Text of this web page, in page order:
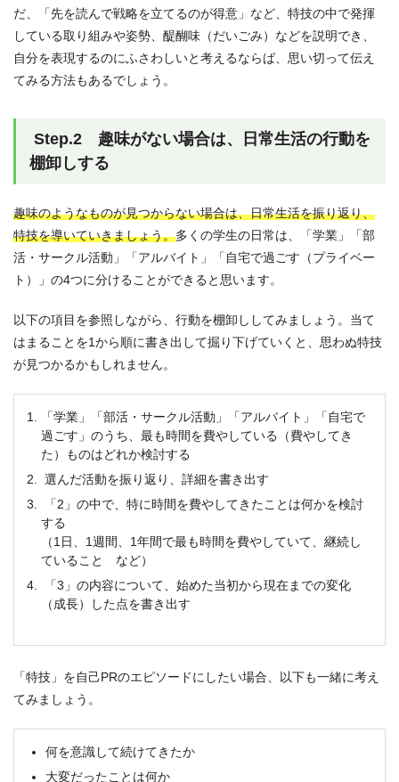
だ、「先を読んで戦略を立てるのが得意」など、特技の中で発揮
している取り組みや姿勢、醍醐味（だいごみ）などを説明でき、
自分を表現するのにふさわしいと考えるならば、思い切って伝え
てみる方法もあるでしょう。
Step.2 趣味がない場合は、日常生活の行動を
棚卸しする
趣味のようなものが見つからない場合は、日常生活を振り返り、
特技を導いていきましょう。多くの学生の日常は、「学業」「部
活・サークル活動」「アルバイト」「自宅で過ごす（プライベー
ト）」の4つに分けることができると思います。
以下の項目を参照しながら、行動を棚卸ししてみましょう。当て
はまることを1から順に書き出して掘り下げていくと、思わぬ特技
が見つかるかもしれません。
「学業」「部活・サークル活動」「アルバイト」「自宅で
過ごす」のうち、最も時間を費やしている（費やしてき
た）ものはどれか検討する
選んだ活動を振り返り、詳細を書き出す
「2」の中で、特に時間を費やしてきたことは何かを検討
する
（1日、1週間、1年間で最も時間を費やしていて、継続し
ていること など）
「3」の内容について、始めた当初から現在までの変化
（成長）した点を書き出す
「特技」を自己PRのエピソードにしたい場合、以下も一緒に考え
てみましょう。
何を意識して続けてきたか
大変だったことは何か